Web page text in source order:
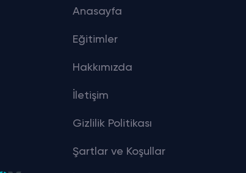
Anasayfa
Eğitimler
Hakkımızda
İletişim
Gizlilik Politikası
Şartlar ve Koşullar